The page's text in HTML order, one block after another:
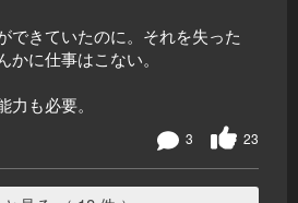
できていたのに。それを失った
かに仕事はこない。
も必要。
23
3